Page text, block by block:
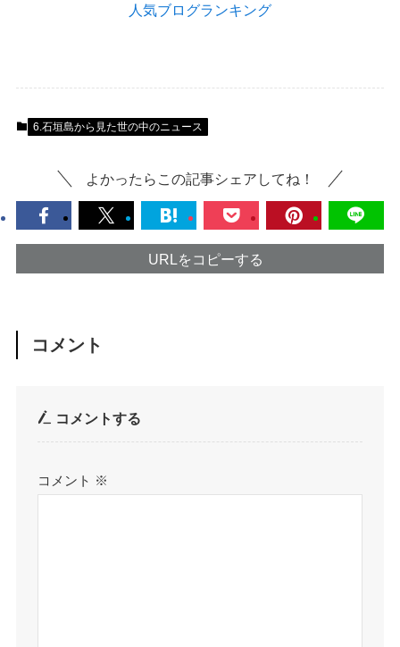
人気ブログランキング
6.石垣島から見た世の中のニュース
よかったらこの記事シェアしてね！
URLをコピーする
コメント
コメントする
コメント ※